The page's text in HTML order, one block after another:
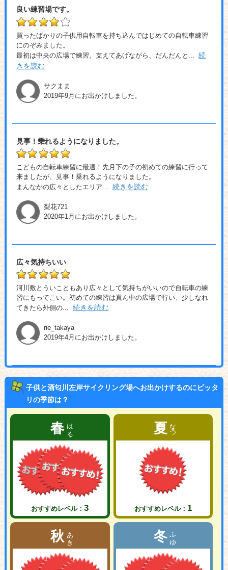
良い練習場です。
買ったばかりの子供用自転車を持ち込んではじめての自転車練習
にのぞみました。
最初は中央の広場で練習。支えてあげながら、だんだんと
続
きを読む
サクまま
2019年9月にお出かけしました。
見事！乗れるようになりました。
こどもの自転車練習に最適！先月下の子の初めての練習に行って
来ましたが、見事！乗れるようになりました。
まんなかの広々としたエリア
続きを読む
梨花721
2020年1月にお出かけしました。
広々気持ちいい
河川敷とういこともあり広々として気持ちがいいので自転車の練
習にもってこい。初めての練習は真ん中の広場で行い、少しなれ
てきたら外側の
続きを読む
rie_takaya
2019年4月にお出かけしました。
子供と酒匂川左岸サイクリング場へお出かけするのにピッタ
リの季節は？
春はる
おすすめレベル：3
夏なつ
おすすめレベル： 1
秋 あき 冬ふゆ